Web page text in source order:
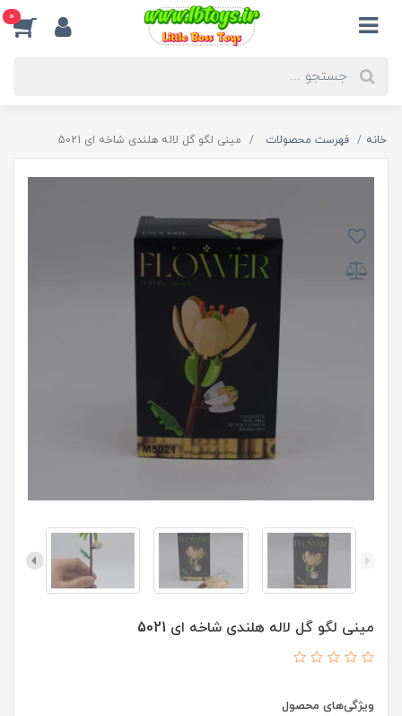
0
خانه فهرست محصولات مینی لگو گل لاله هلندی شاخه ای 5021
مینی لگو گل لاله هلندی شاخه ای 5021
ویژگی‌های محصول